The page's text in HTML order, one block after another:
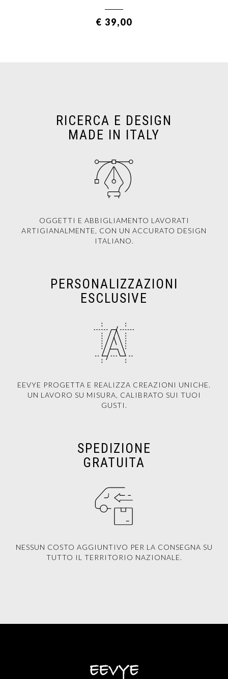
€ 39,00
RICERCA E DESIGN
MADE IN ITALY
OGGETTI E ABBIGLIAMENTO LAVORATI
ARTIGIANALMENTE, CON UN ACCURATO DESIGN
ITALIANO.
PERSONALIZZAZIONI
ESCLUSIVE
EEVYE PROGETTA E REALIZZA CREAZIONI UNICHE.
UN LAVORO SU MISURA, CALIBRATO SUI TUOI
GUSTI.
SPEDIZIONE
GRATUITA
NESSUN COSTO AGGIUNTIVO PER LA CONSEGNA SU
TUTTO IL TERRITORIO NAZIONALE.